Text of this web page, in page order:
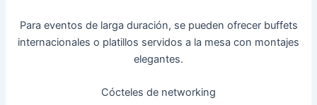
Para eventos de larga duración, se pueden ofrecer buffets
internacionales o platillos servidos a la mesa con montajes
elegantes.
Cócteles de networking